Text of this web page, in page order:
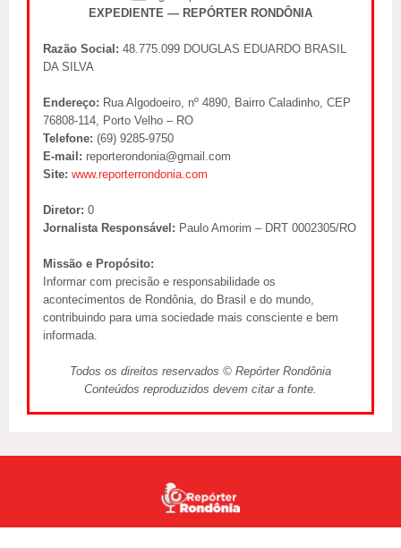
EXPEDIENTE — REPÓRTER RONDÔNIA
Razão Social: 48.775.099 DOUGLAS EDUARDO BRASIL
DA SILVA
Endereço: Rua Algodoeiro, nº 4890, Bairro Caladinho, CEP
76808-114, Porto Velho – RO
Telefone: (69) 9285-9750
E-mail: reporterondonia@gmail.com
Site: www.reporterrondonia.com
Diretor: 0
Jornalista Responsável: Paulo Amorim – DRT 0002305/RO
Missão e Propósito:
Informar com precisão e responsabilidade os
acontecimentos de Rondônia, do Brasil e do mundo,
contribuindo para uma sociedade mais consciente e bem
informada.
Todos os direitos reservados © Repórter Rondônia
Conteúdos reproduzidos devem citar a fonte.